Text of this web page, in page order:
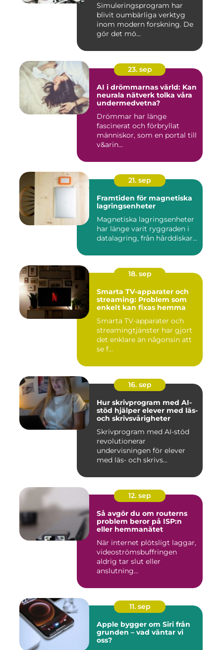
Simuleringsprogram har
blivit oumbärliga verktyg
inom modern forskning. De
gör det mö...
23. sep
AI i drömmarnas värld: Kan
neurala nätverk tolka våra
undermedvetna?
Drömmar har länge
fascinerat och förbryllat
människor, som en portal till
v&arin...
21. sep
Framtiden för magnetiska
lagringsenheter
Magnetiska lagringsenheter
har länge varit ryggraden i
datalagring, från hårddiskar...
18. sep
Smarta TV-apparater och
streaming: Problem som
enkelt kan fixas hemma
Smarta TV-apparater och
streamingtjänster har gjort
det enklare än någonsin att
se f...
16. sep
Hur skrivprogram med AI-
stöd hjälper elever med läs-
och skrivsvårigheter
Skrivprogram med AI-stöd
revolutionerar
undervisningen för elever
med läs- och skrivs...
12. sep
Så avgör du om routerns
problem beror på ISP:n
eller hemmanätet
När internet plötsligt laggar,
videoströmsbuffringen
aldrig tar slut eller
anslutning...
11. sep
Apple bygger om Siri från
grunden – vad väntar vi
oss?